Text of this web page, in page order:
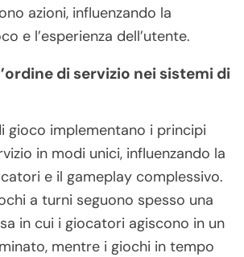
azioni, influenzando la
e l’esperienza dell’utente.
di servizio nei sistemi di
gioco implementano i principi
in modi unici, influenzando la
e il gameplay complessivo.
a turni seguono spesso una
in cui i giocatori agiscono in un
mentre i giochi in tempo